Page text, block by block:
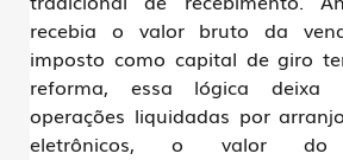
recebia o valor bruto da
imposto como capital de giro
reforma, essa lógica deixa
operações liquidadas por
eletrônicos, o valor